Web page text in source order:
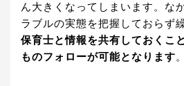
ん大きくなってしまいます。な
ラブルの実態を把握しておらず
保育士と情報を共有しておくこ
ものフォローが可能となります。